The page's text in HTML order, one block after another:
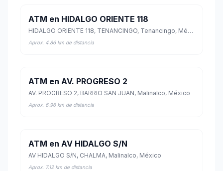
ATM en HIDALGO ORIENTE 118
HIDALGO ORIENTE 118, TENANCINGO, Tenancingo, México
Aprox. 4.86 km de distancia
ATM en AV. PROGRESO 2
AV. PROGRESO 2, BARRIO SAN JUAN, Malinalco, México
Aprox. 6.96 km de distancia
ATM en AV HIDALGO S/N
AV HIDALGO S/N, CHALMA, Malinalco, México
Aprox. 7.12 km de distancia